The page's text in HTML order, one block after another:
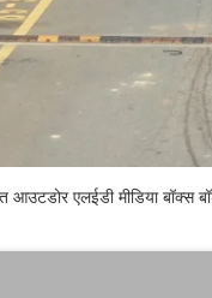
एलईडी मीडिया बॉक्स